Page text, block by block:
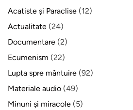
Acatiste şi Paraclise (12)
Actualitate (24)
Documentare (2)
Ecumenism (22)
Lupta spre mântuire (92)
Materiale audio (49)
Minuni şi miracole (5)